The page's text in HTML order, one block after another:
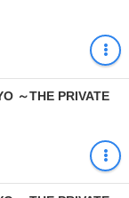
～THE PRIVATE